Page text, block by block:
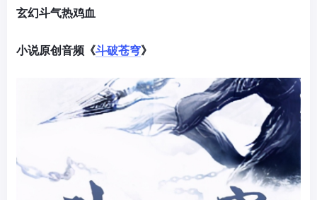
玄幻斗气热鸡血
小说原创音频《斗破苍穹》